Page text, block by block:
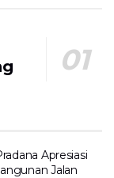
Apresiasi
Jalan